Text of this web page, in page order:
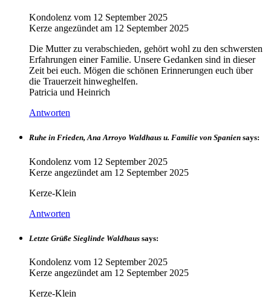
Kondolenz vom 12 September 2025
Kerze angezündet am 12 September 2025
Die Mutter zu verabschieden, gehört wohl zu den schwersten
Erfahrungen einer Familie. Unsere Gedanken sind in dieser
Zeit bei euch. Mögen die schönen Erinnerungen euch über
die Trauerzeit hinweghelfen.
Patricia und Heinrich
Antworten
Ruhe in Frieden, Ana Arroyo Waldhaus u. Familie von Spanien says:
Kondolenz vom 12 September 2025
Kerze angezündet am 12 September 2025
Kerze-Klein
Antworten
Letzte Grüße Sieglinde Waldhaus says:
Kondolenz vom 12 September 2025
Kerze angezündet am 12 September 2025
Kerze-Klein